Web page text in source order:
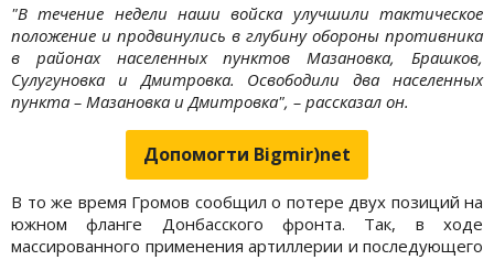
"В течение недели наши войска улучшили тактическое
положение и продвинулись в глубину обороны противника
в районах населенных пунктов Мазановка, Брашков,
Сулугуновка и Дмитровка. Освободили два населенных
пункта – Мазановка и Дмитровка", – рассказал он.
Допомогти Bigmir)net
В то же время Громов сообщил о потере двух позиций на
южном фланге Донбасского фронта. Так, в ходе
массированного применения артиллерии и последующего